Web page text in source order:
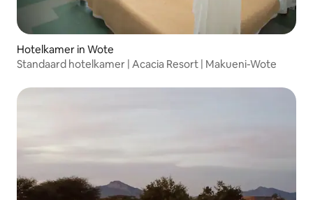
Hotelkamer in Wote
Standaard hotelkamer | Acacia Resort | Makueni-Wote